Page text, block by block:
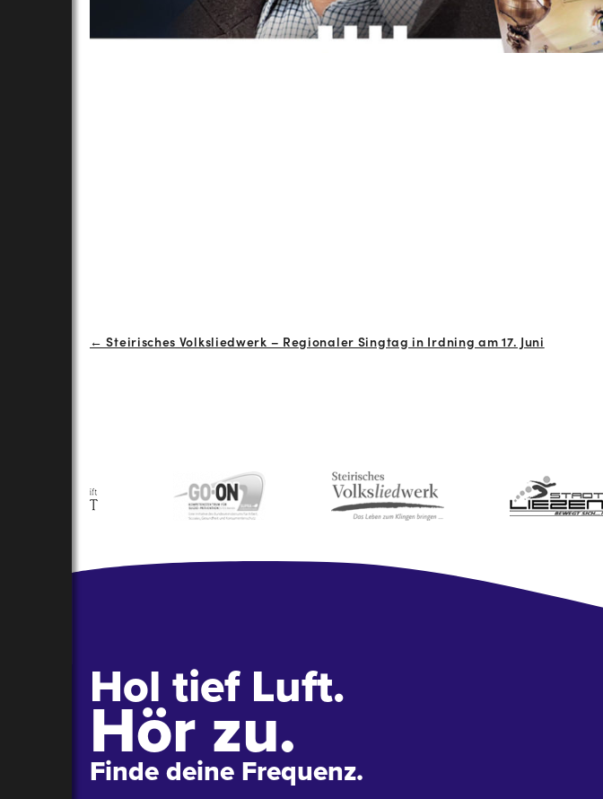
← Steirisches Volksliedwerk – Regionaler Singtag in Irdning am 17. Juni
Hol tief Luft.
Hör zu.
Finde deine Frequenz.